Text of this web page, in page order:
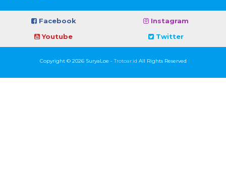
Facebook
Instagram
Youtube
Twitter
Copyright © 2026 SuryaLoe -Trotoar.id All Rights Reserved